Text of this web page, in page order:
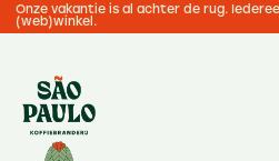
Onze vakantie is al achter de rug.
(web)winkel.